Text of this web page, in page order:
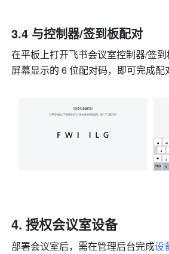
3.4 与控制器/签到板配对
在平板上打开飞书会议室控制器/签
屏幕显示的 6 位配对码，即可完成配
授权会议室设备
部署会议室后，需在管理后台完成设